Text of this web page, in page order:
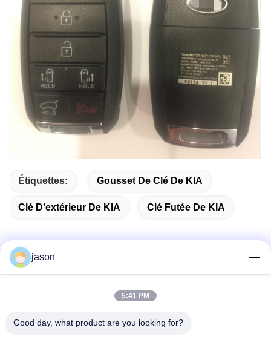
Étiquettes: Gousset De Clé De KIA
Clé D'extérieur De KIA Clé Futée De KIA
7089 secteur 201101 Changhaï Chine de Zhongchun Rd
jason
5:41 PM
Good day, what product are you looking for?